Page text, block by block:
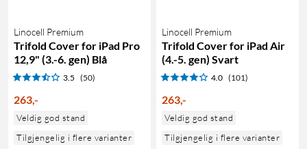
Linocell Premium
Trifold Cover for iPad Pro
12,9" (3.-6. gen) Blå
3.5 (50)
263,-
Veldig god stand
Tilgjengelig i flere varianter
Linocell Premium
Trifold Cover for iPad Air
(4.-5. gen) Svart
4.0 (101)
263,-
Veldig god stand
Tilgjengelig i flere varianter